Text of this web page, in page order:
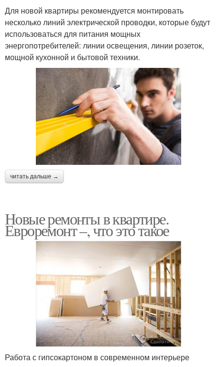
Для новой квартиры рекомендуется монтировать
несколько линий электрической проводки, которые будут
использоваться для питания мощных
энергопотребителей: линии освещения, линии розеток,
мощной кухонной и бытовой техники.
читать дальше →
Новые ремонты в квартире.
Евроремонт –, что это такое
Работа с гипсокартоном в современном интерьере